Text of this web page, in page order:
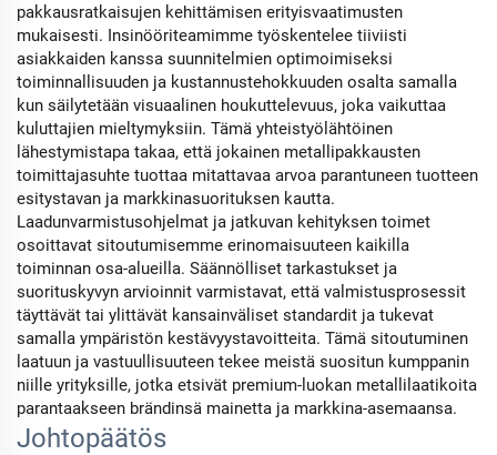
pakkausratkaisujen kehittämisen erityisvaatimusten
mukaisesti. Insinööriteamimme työskentelee tiiviisti
asiakkaiden kanssa suunnitelmien optimoimiseksi
toiminnallisuuden ja kustannustehokkuuden osalta samalla
kun säilytetään visuaalinen houkuttelevuus, joka vaikuttaa
kuluttajien mieltymyksiin. Tämä yhteistyölähtöinen
lähestymistapa takaa, että jokainen metallipakkausten
toimittajasuhte tuottaa mitattavaa arvoa parantuneen tuotteen
esitystavan ja markkinasuorituksen kautta.
Laadunvarmistusohjelmat ja jatkuvan kehityksen toimet
osoittavat sitoutumisemme erinomaisuuteen kaikilla
toiminnan osa-alueilla. Säännölliset tarkastukset ja
suorituskyvyn arvioinnit varmistavat, että valmistusprosessit
täyttävät tai ylittävät kansainväliset standardit ja tukevat
samalla ympäristön kestävyystavoitteita. Tämä sitoutuminen
laatuun ja vastuullisuuteen tekee meistä suositun kumppanin
niille yrityksille, jotka etsivät premium-luokan metallilaatikoita
parantaakseen brändinsä mainetta ja markkina-asemaansa.
Johtopäätös